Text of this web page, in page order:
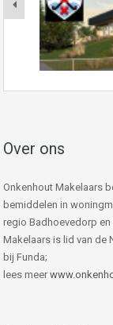
Over ons
Onkenhout Makelaars
bemiddelen in
regio Badhoevedorp
Makelaars is lid van de
bij Funda;
lees meer